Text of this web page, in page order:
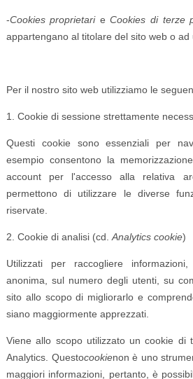
-Cookies proprietarieCookies di terze
appartengano al titolare del sito web o ad
Per il nostro sito web utilizziamo le
1. Cookie di sessione strettamente
Questi cookie sono essenziali per
esempio consentono la
account per l'accesso alla relativa
permettono di utilizzare le diverse
riservate.
2. Cookie di analisi (cd. Analytics cookie)
Utilizzati per raccogliere
anonima, sul numero degli utenti, su
sito allo scopo di migliorarlo e
siano maggiormente apprezzati.
Viene allo scopo utilizzato un cookie di
Analytics. Questocookienon è uno
maggiori informazioni, pertanto, è